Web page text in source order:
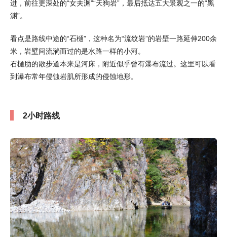
进，前往更深处的“女夫渊”“天狗岩”，最后抵达五大景观之一的“黑
渊”。
看点是路线中途的“石樋”，这种名为“流纹岩”的岩壁一路延伸200余
米，岩壁间流淌而过的是水路一样的小河。
石樋肋的散步道本来是河床，附近似乎曾有瀑布流过。这里可以看
到瀑布常年侵蚀岩肌所形成的侵蚀地形。
2小时路线